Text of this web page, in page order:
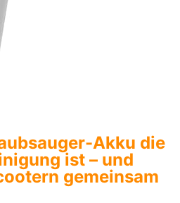
Akku die
ist – und
gemeinsam